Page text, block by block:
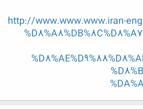
http://www.www.www.iran-